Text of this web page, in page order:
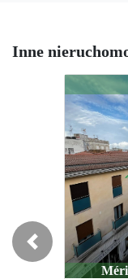
Inne
79-1006
Previous